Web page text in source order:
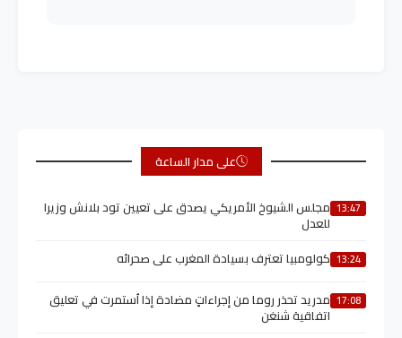
على مدار الساعة
13:47 مجلس الشيوخ الأمريكي يصدق على تعيين تود بلانش وزيرا
للعدل
13:24 كولومبيا تعترف بسيادة المغرب على صحرائه
17:08 مدريد تحذر روما من إجراءاتٍ مضادة إذا اُستمرت في تعليق
اتفاقية شنغن